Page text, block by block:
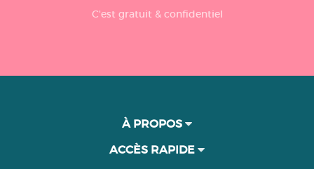
C'est gratuit & confidentiel
À PROPOS
ACCÈS RAPIDE